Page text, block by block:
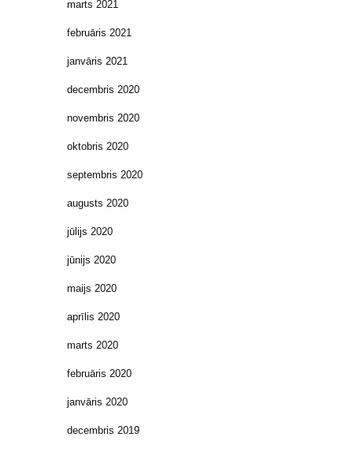
marts 2021
februāris 2021
janvāris 2021
decembris 2020
novembris 2020
oktobris 2020
septembris 2020
augusts 2020
jūlijs 2020
jūnijs 2020
maijs 2020
aprīlis 2020
marts 2020
februāris 2020
janvāris 2020
decembris 2019